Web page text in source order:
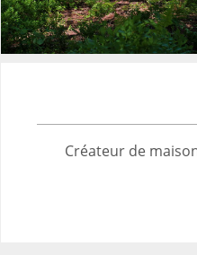
Créateur de